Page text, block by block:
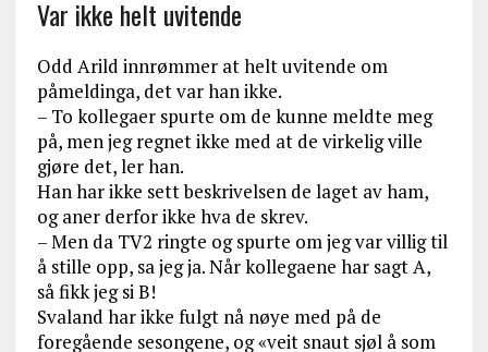
Var ikke helt uvitende
Odd Arild innrømmer at helt uvitende om
påmeldinga, det var han ikke.
– To kollegaer spurte om de kunne meldte meg
på, men jeg regnet ikke med at de virkelig ville
gjøre det, ler han.
Han har ikke sett beskrivelsen de laget av ham,
og aner derfor ikke hva de skrev.
– Men da TV2 ringte og spurte om jeg var villig til
å stille opp, sa jeg ja. Når kollegaene har sagt A,
så fikk jeg si B!
Svaland har ikke fulgt nå nøye med på de
foregående sesongene, og «veit snaut sjøl å som